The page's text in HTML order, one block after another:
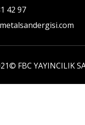
42 97
FBC YAYINCILIK